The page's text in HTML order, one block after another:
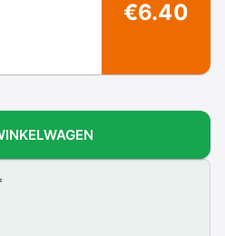
€6.40